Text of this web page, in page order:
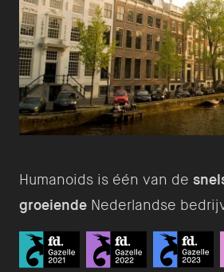
Humanoids is één van de
groeiende Nederlandse